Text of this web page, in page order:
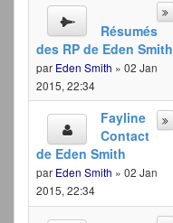
Résumés
des RP de Eden Smith
par Eden Smith » 02 Jan
2015, 22:34
Fayline
Contact
de Eden Smith
par Eden Smith » 02 Jan
2015, 22:34